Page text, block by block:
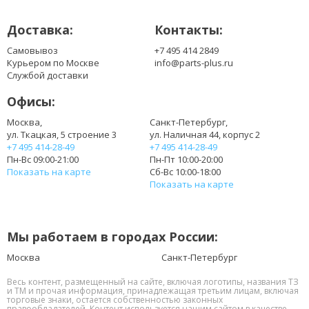
Доставка:
Самовывоз
Курьером по Москве
Службой доставки
Контакты:
+7 495 414 2849
info@parts-plus.ru
Офисы:
Москва,
ул. Ткацкая, 5 строение 3
+7 495 414-28-49
Пн-Вс 09:00-21:00
Показать на карте
Санкт-Петербург,
ул. Наличная 44, корпус 2
+7 495 414-28-49
Пн-Пт 10:00-20:00
Сб-Вс 10:00-18:00
Показать на карте
Мы работаем в городах России:
Москва Санкт-Петербург
Весь контент, размещенный на сайте, включая логотипы, названия ТЗ
и ТМ и прочая информация, принадлежащая третьим лицам, включая
торговые знаки, остается собственностью законных